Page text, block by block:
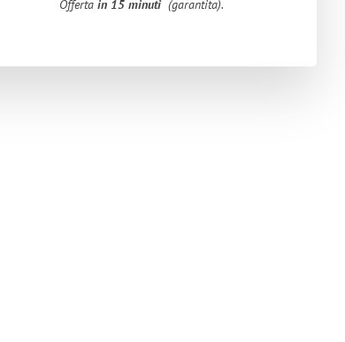
Offertain 15 minuti (garantita).